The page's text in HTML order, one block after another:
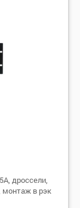
дроссели,
монтаж в рэк